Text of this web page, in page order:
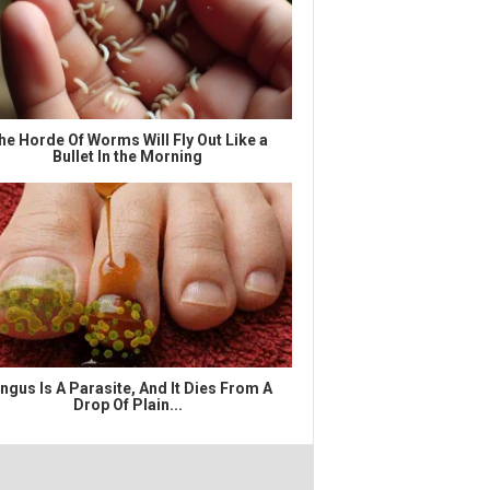
Horde Of Worms Will Fly Out Like a
Bullet In the Morning
Is A Parasite, And It Dies From A
Drop Of Plain...